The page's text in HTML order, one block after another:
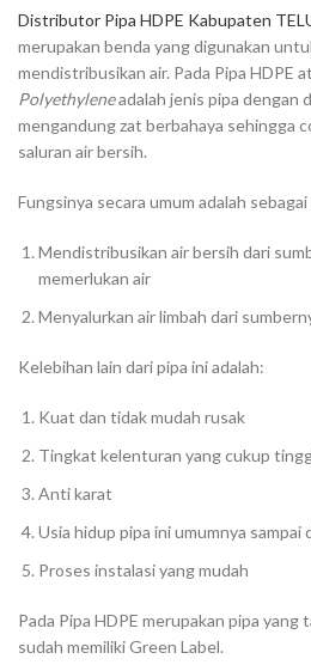
Distributor Pipa HDPE Kabupaten
merupakan benda yang digunakan
mendistribusikan air. Pada Pipa HDPE
Polyethyleneadalah jenis pipa dengan
mengandung zat berbahaya sehingga
saluran air bersih.
Fungsinya secara umum adalah
Mendistribusikan air bersih dari
memerlukan air
Menyalurkan air limbah dari
Kelebihan lain dari pipa ini adalah:
Kuat dan tidak mudah rusak
Tingkat kelenturan yang cukup
Anti karat
Usia hidup pipa ini umumnya sampai
Proses instalasi yang mudah
Pada Pipa HDPE merupakan pipa
sudah memiliki Green Label.